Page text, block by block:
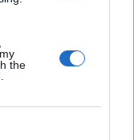
the
που εκπέμπουμε»
μάχη με τις